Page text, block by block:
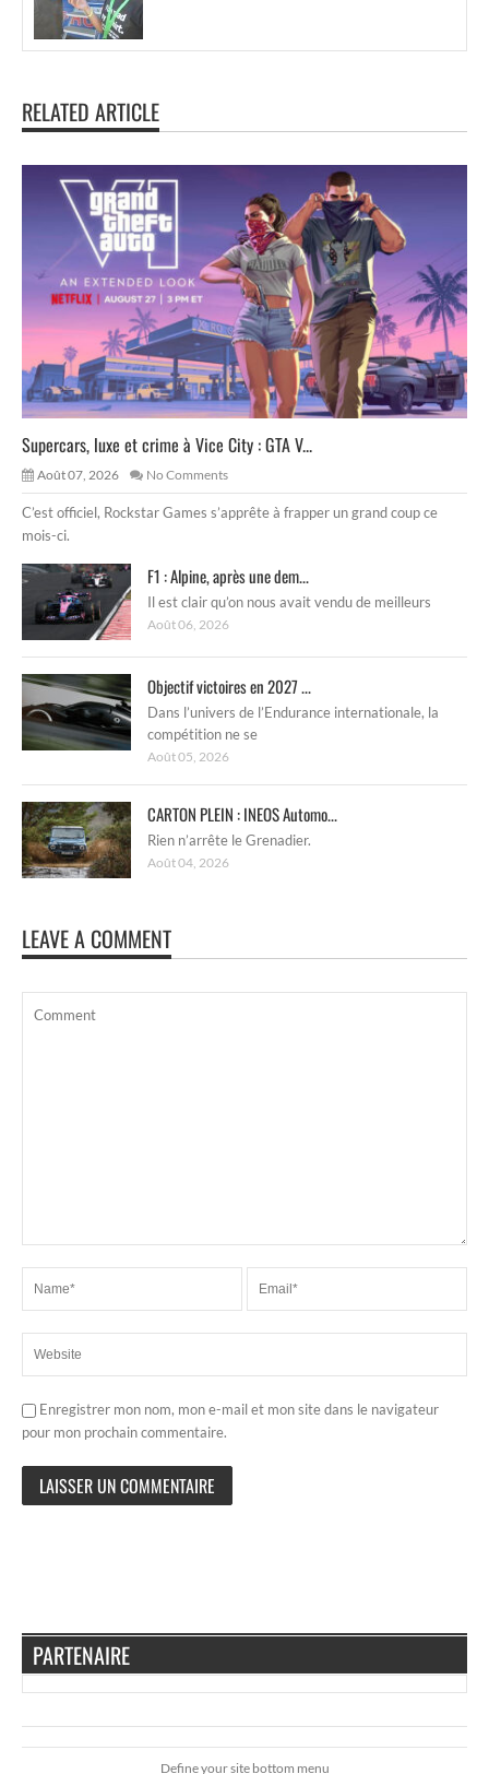
RELATED ARTICLE
Supercars, luxe et crime à Vice City : GTA V...
Août 07, 2026 No Comments
C’est officiel, Rockstar Games s’apprête à frapper un grand coup ce
mois-ci.
F1 : Alpine, après une dem...
Il est clair qu’on nous avait vendu de meilleurs
Août 06, 2026
Objectif victoires en 2027 ...
Dans l’univers de l’Endurance internationale, la
compétition ne se
Août 05, 2026
CARTON PLEIN : INEOS Automo...
Rien n’arrête le Grenadier.
Août 04, 2026
LEAVE A COMMENT
Enregistrer mon nom, mon e-mail et mon site dans le navigateur
pour mon prochain commentaire.
PARTENAIRE
Define your site bottom menu